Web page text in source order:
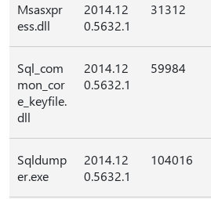
Msasxpr
ess.dll
2014.12
0.5632.1
31312
Sql_com
mon_cor
e_keyfile.
dll
2014.12
0.5632.1
59984
Sqldump
er.exe
2014.12
0.5632.1
104016